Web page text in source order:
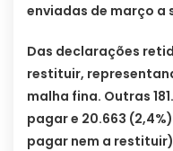
enviadas de março a
Das declarações
restituir,
malha fina. Outras
pagar e 20.663
pagar nem a